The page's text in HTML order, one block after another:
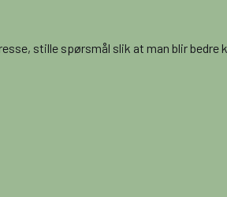
stille spørsmål slik at man blir bedre